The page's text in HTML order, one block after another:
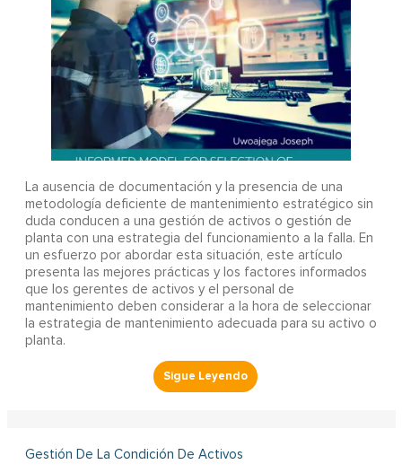
La ausencia de documentación y la presencia de una
metodología deficiente de mantenimiento estratégico sin
duda conducen a una gestión de activos o gestión de
planta con una estrategia del funcionamiento a la falla. En
un esfuerzo por abordar esta situación, este artículo
presenta las mejores prácticas y los factores informados
que los gerentes de activos y el personal de
mantenimiento deben considerar a la hora de seleccionar
la estrategia de mantenimiento adecuada para su activo o
planta.
Gestión De La Condición De Activos